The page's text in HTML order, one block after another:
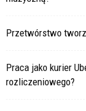
Przetwórstwo
Praca jako kurier
rozliczeniowego?